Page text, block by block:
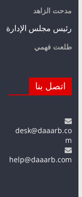
مدحت الزاهد
رئيس مجلس الإدارة
طلعت فهمي
اتصل بنا
desk@daaarb.co
m
help@daaarb.com